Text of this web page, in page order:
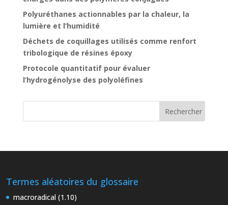
Polyuréthanes actionnables par la chaleur, la
lumière et l’humidité
Déchets de coquillages utilisés comme renfort
tribologique de résines époxy
Protocole quantitatif pour évaluer
l’hydrogénolyse des polyoléfines
Termes aléatoires du glossaire
macroradical (1.10)